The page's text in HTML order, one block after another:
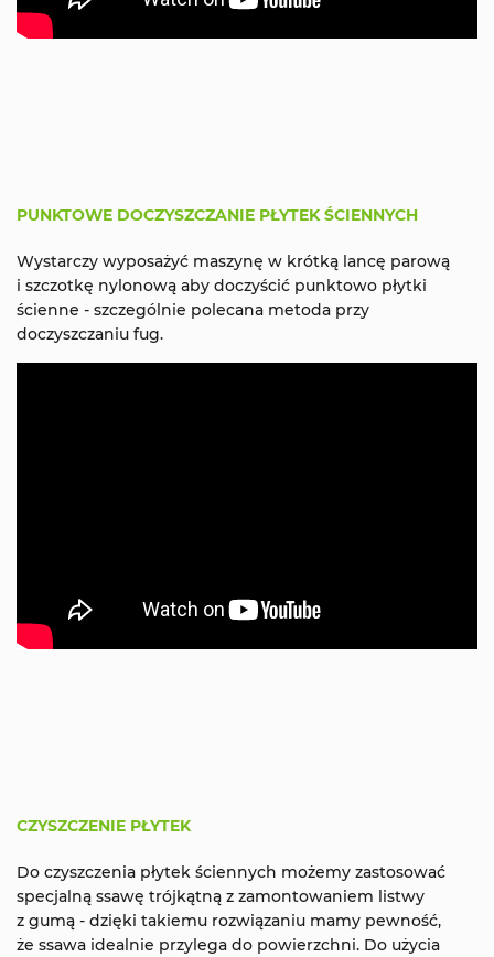
PUNKTOWE DOCZYSZCZANIE PŁYTEK ŚCIENNYCH
Wystarczy wyposażyć maszynę w krótką lancę parową
i szczotkę nylonową aby doczyścić punktowo płytki
ścienne - szczególnie polecana metoda przy
doczyszczaniu fug.
CZYSZCZENIE PŁYTEK
Do czyszczenia płytek ściennych możemy zastosować
specjalną ssawę trójkątną z zamontowaniem listwy
z gumą - dzięki takiemu rozwiązaniu mamy pewność,
że ssawa idealnie przylega do powierzchni. Do użycia